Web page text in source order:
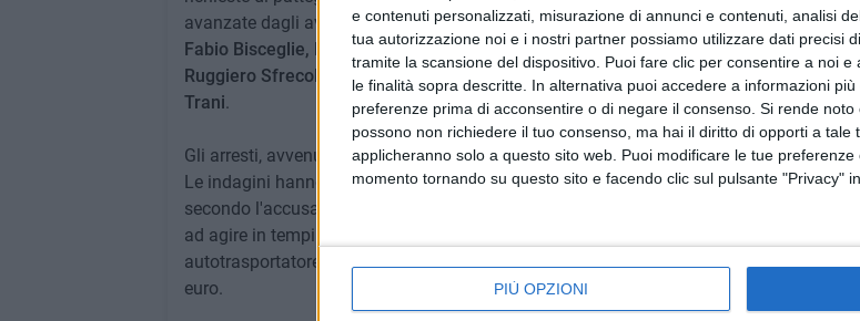
e contenuti personalizzati, misurazione di annunci e contenuti, analisi
tua autorizzazione noi e i nostri partner possiamo utilizzare dati precisi
tramite la scansione del dispositivo. Puoi fare clic per consentire a noi
le finalità sopra descritte. In alternativa puoi accedere a informazioni
preferenze prima di acconsentire o di negare il consenso. Si rende noto
possono non richiedere il tuo consenso, ma hai il diritto di opporti a
applicheranno solo a questo sito web. Puoi modificare le tue
momento tornando su questo sito e facendo clic sul pulsante "Privacy"
PIÙ OPZIONI
avanzate dagli avvocati difensori dei sei imputati alla sbarra (Nicola Quaranta,
Fabio Bisceglie, Nicola Lerario, Giangregorio De Pascalis, Giuseppe Tortora, Rosario
Ruggiero Sfrecola
), alle quali aveva dato il parere favorevole la
Procura della
Trani.
Gli arresti, avvenuti lo scorso 8 maggio, sono arrivati ad un mese dall'assalto
Le indagini hanno consentito di arrivare in poche settimane agli indagati, i quali
secondo l'accusa, di un gruppo organizzato al punto da riuscire a isolare l'obiettivo dei
ad agire in tempi rapidi. Come accaduto il 24 marzo scorso quando nella loro rete è
autotrasportatore che viaggiava sulla 231 con un carico di salumi del valore di circa
euro.